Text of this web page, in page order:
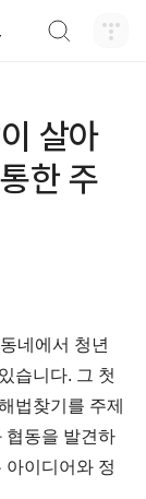
살아
한 주
네에서 청년
습니다. 그 첫
법찾기를 주제
협동을 발견하
아이디어와 정